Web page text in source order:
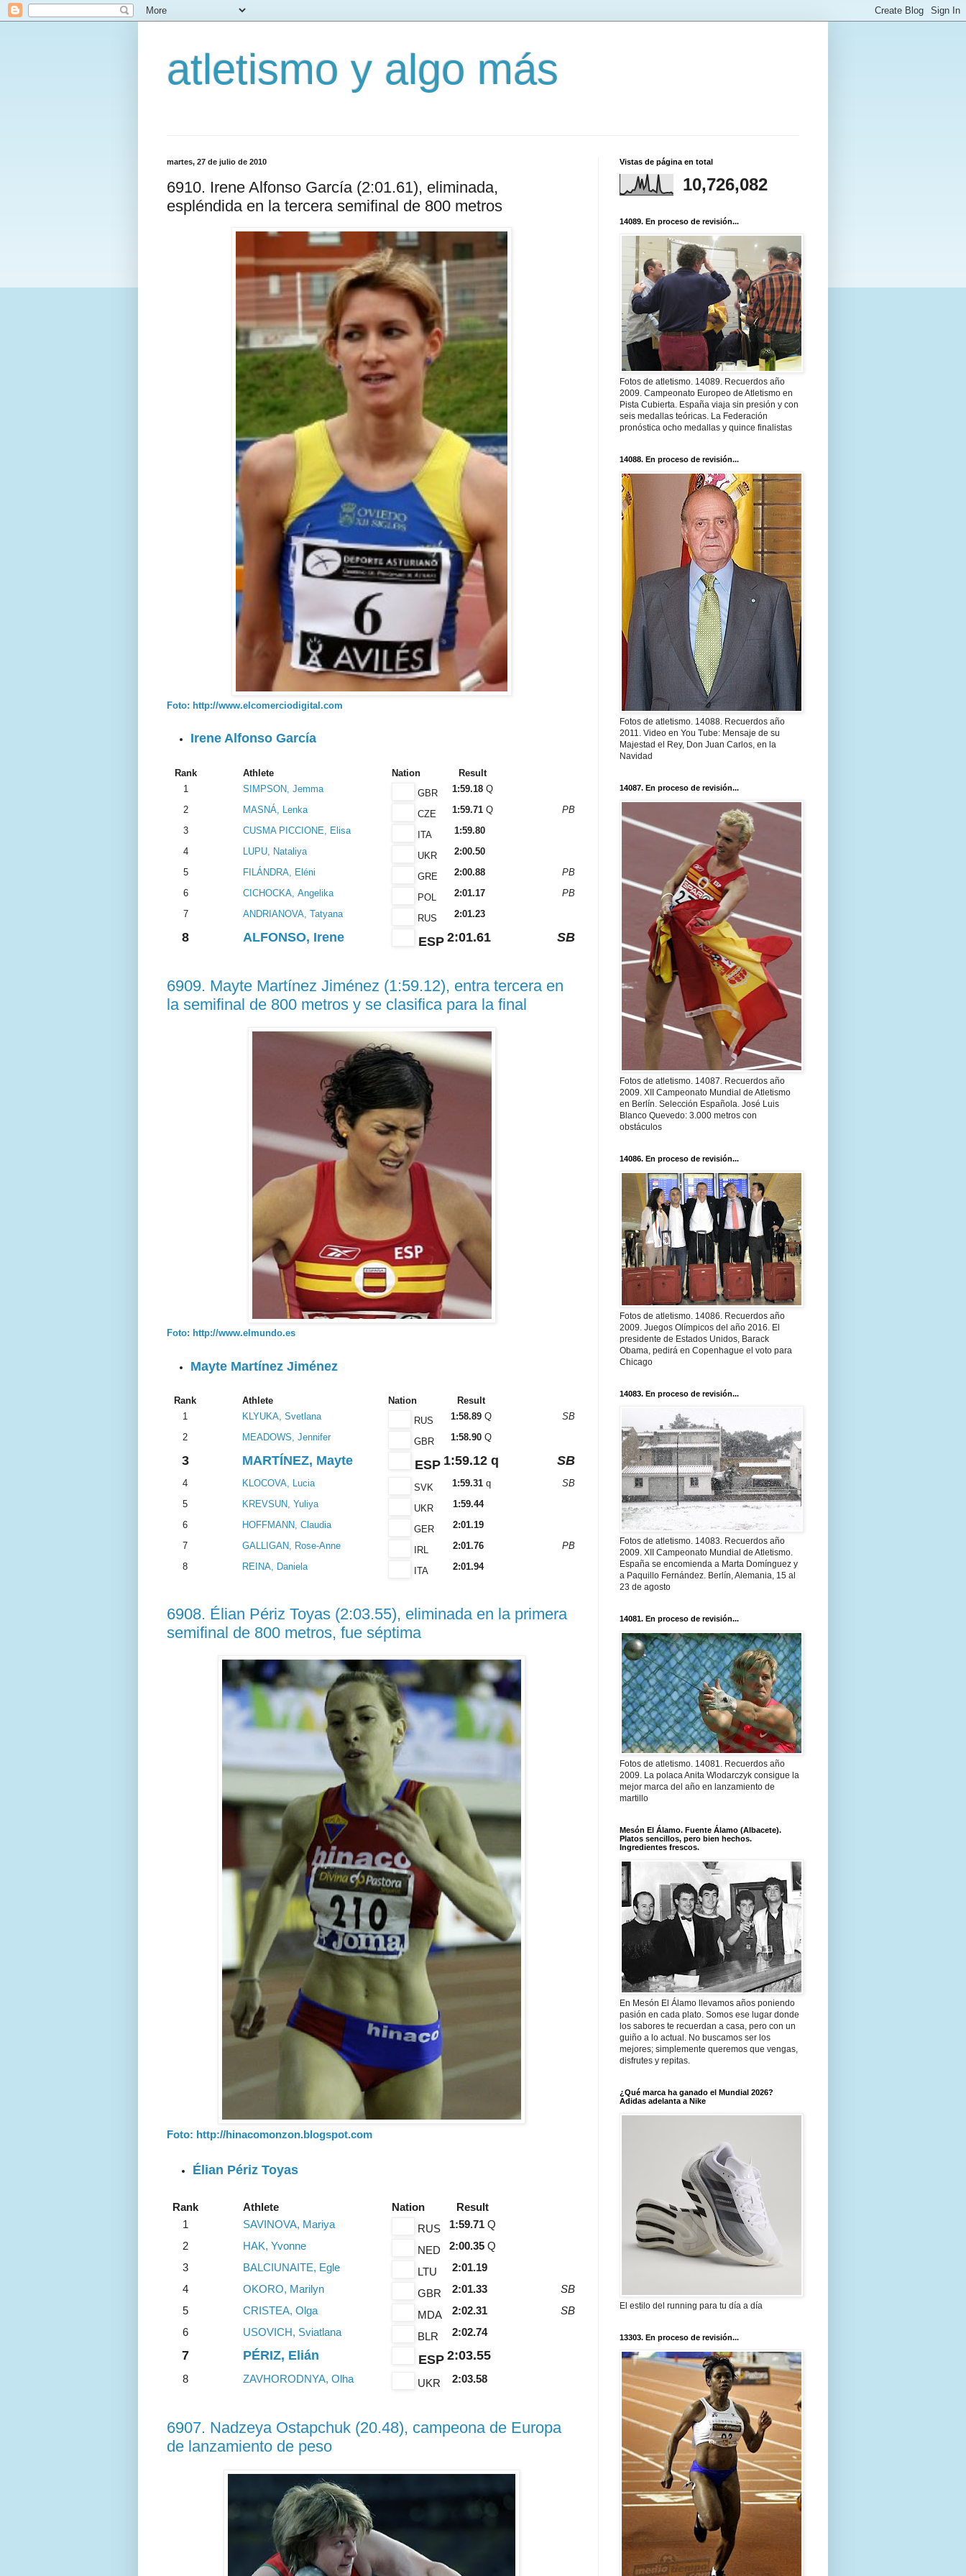
atletismo y algo más
martes, 27 de julio de 2010
6910. Irene Alfonso García (2:01.61), eliminada,
espléndida en la tercera semifinal de 800 metros
Foto: http://www.elcomerciodigital.com
Irene Alfonso García
Rank Athlete Nation
Result
1
SIMPSON, Jemma GBR 1:59.18 Q
2
MASNÁ, Lenka CZE 1:59.71 Q
PB
3
CUSMA PICCIONE, Elisa ITA
1:59.80
4
LUPU, Nataliya UKR
2:00.50
5
FILÁNDRA, Eléni GRE 2:00.88
PB
6
CICHOCKA, Angelika POL 2:01.17
PB
7
ANDRIANOVA, Tatyana RUS 2:01.23
8 ALFONSO, Irene ESP 2:01.61 SB
6909. Mayte Martínez Jiménez (1:59.12), entra tercera en
la semifinal de 800 metros y se clasifica para la final
Foto: http://www.elmundo.es
Mayte Martínez Jiménez
Rank Athlete Nation
Result
1
KLYUKA, Svetlana RUS 1:58.89 Q
SB
2
MEADOWS, Jennifer GBR 1:58.90 Q
3 MARTÍNEZ, Mayte ESP 1:59.12 q SB
4 KLOCOVA, Lucia SVK 1:59.31q
SB
5
KREVSUN, Yuliya UKR
1:59.44
6
HOFFMANN, Claudia GER
2:01.19
7
GALLIGAN, Rose-Anne IRL 2:01.76
PB
8
REINA, Daniela ITA 2:01.94
6908. Élian Périz Toyas (2:03.55), eliminada en la primera
semifinal de 800 metros, fue séptima
Foto: http://hinacomonzon.blogspot.com
Élian Périz Toyas
Rank Athlete Nation
Result
1
SAVINOVA, Mariya RUS 1:59.71 Q
2
HAK, Yvonne NED 2:00.35 Q
3
BALCIUNAITE, Egle LTU
2:01.19
4
OKORO, Marilyn GBR 2:01.33
SB
5
CRISTEA, Olga MDA 2:02.31
SB
6
USOVICH, Sviatlana BLR 2:02.74
7 PÉRIZ, Elián ESP 2:03.55
8 ZAVHORODNYA, Olha UKR 2:03.58
6907. Nadzeya Ostapchuk (20.48), campeona de Europa
de lanzamiento de peso
Vistas de página en total
10,726,082
14089. En proceso de revisión...
Fotos de atletismo. 14089. Recuerdos año
2009. Campeonato Europeo de Atletismo en
Pista Cubierta. España viaja sin presión y con
seis medallas teóricas. La Federación
pronóstica ocho medallas y quince finalistas
14088. En proceso de revisión...
Fotos de atletismo. 14088. Recuerdos año
2011. Video en You Tube: Mensaje de su
Majestad el Rey, Don Juan Carlos, en la
Navidad
14087. En proceso de revisión...
Fotos de atletismo. 14087. Recuerdos año
2009. XII Campeonato Mundial de Atletismo
en Berlín. Selección Española. José Luis
Blanco Quevedo: 3.000 metros con
obstáculos
14086. En proceso de revisión...
Fotos de atletismo. 14086. Recuerdos año
2009. Juegos Olímpicos del año 2016. El
presidente de Estados Unidos, Barack
Obama, pedirá en Copenhague el voto para
Chicago
14083. En proceso de revisión...
Fotos de atletismo. 14083. Recuerdos año
2009. XII Campeonato Mundial de Atletismo.
España se encomienda a Marta Domínguez y
a Paquillo Fernández. Berlín, Alemania, 15 al
23 de agosto
14081. En proceso de revisión...
Fotos de atletismo. 14081. Recuerdos año
2009. La polaca Anita Wlodarczyk consigue la
mejor marca del año en lanzamiento de
martillo
Mesón El Álamo. Fuente Álamo (Albacete).
Platos sencillos, pero bien hechos.
Ingredientes frescos.
En Mesón El Álamo llevamos años poniendo
pasión en cada plato. Somos ese lugar donde
los sabores te recuerdan a casa, pero con un
guiño a lo actual. No buscamos ser los
mejores; simplemente queremos que vengas,
disfrutes y repitas.
¿Qué marca ha ganado el Mundial 2026?
Adidas adelanta a Nike
El estilo del running para tu día a día
13303. En proceso de revisión...